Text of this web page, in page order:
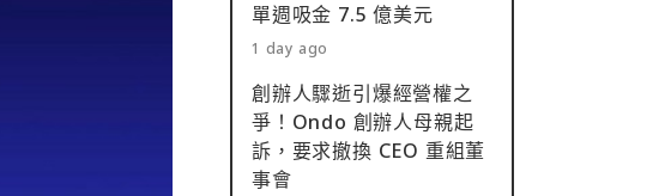
單週吸金 7.5 億美元
1 day ago
創辦人驟逝引爆經營權之
爭！Ondo 創辦人母親起
訴，要求撤換 CEO 重組董
事會